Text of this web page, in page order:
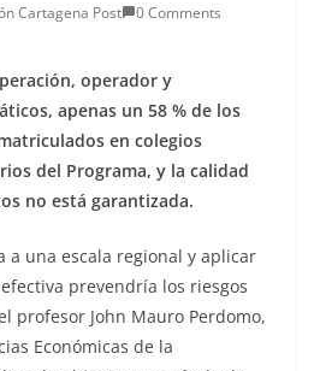
Cartagena Post
0 Comments
operador y
apenas un 58 % de los
en colegios
del Programa, y la calidad
no está garantizada.
a una escala regional y aplicar
prevendría los riesgos
profesor John Mauro Perdomo,
Económicas de la